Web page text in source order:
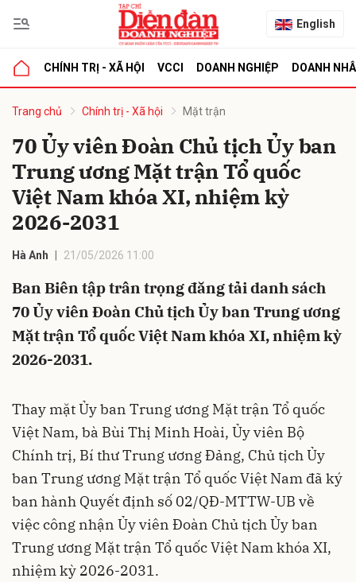
English
CHÍNH TRỊ - XÃ HỘI VCCI DOANH NGHIỆP DOANH
Trang chủ Chính trị - Xã hội Mặt trận
70 Ủy viên Đoàn Chủ tịch Ủy ban
Trung ương Mặt trận Tổ quốc
Việt Nam khóa XI, nhiệm kỳ
2026-2031
Hà Anh 21/05/2026 11:00
Ban Biên tập trân trọng đăng tải danh sách
70 Ủy viên Đoàn Chủ tịch Ủy ban Trung ương
Mặt trận Tổ quốc Việt Nam khóa XI, nhiệm kỳ
2026-2031.
Thay mặt Ủy ban Trung ương Mặt trận Tổ quốc
Việt Nam, bà Bùi Thị Minh Hoài, Ủy viên Bộ
Chính trị, Bí thư Trung ương Đảng, Chủ tịch Ủy
ban Trung ương Mặt trận Tổ quốc Việt Nam đã ký
ban hành Quyết định số 02/QĐ-MTTW-UB về
việc công nhận Ủy viên Đoàn Chủ tịch Ủy ban
Trung ương Mặt trận Tổ quốc Việt Nam khóa XI,
nhiệm kỳ 2026-2031.
luận